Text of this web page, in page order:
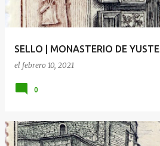
SELLO | MONASTERIO DE YUSTE
el febrero 10, 2021
0